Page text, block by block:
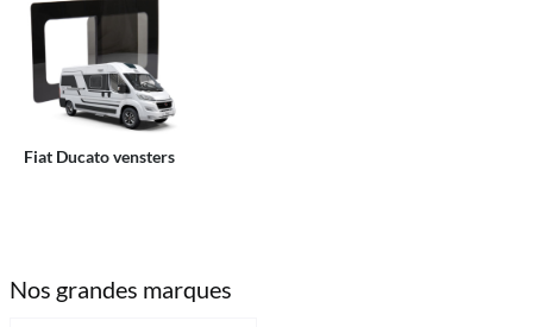
Fiat Ducato vensters
Nos grandes marques